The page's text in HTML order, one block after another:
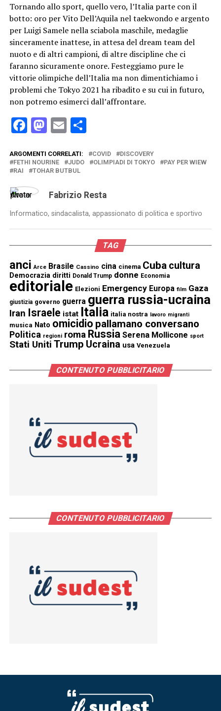
Tornando allo sport, quello vero, l’Italia parte con il
botto: oro per Vito Dell’Aquila nel taekwondo e argento
per Luigi Samele nella sciabola maschile, medaglie
sinceramente inattese, in attesa del dream team del
nuoto e di altri campioni, di altre discipline che ci
faranno sicuramente onore. Festeggiamo pure le
vittorie olimpiche dell’Italia ma non dimentichiamo i
problemi che Tokyo 2021 ha ribadito e su cui in futuro,
non potremo esimerci dall’affrontare.
Facebook
Mastodon
EmailCondividi
ARGOMENTI CORRELATI: COVID
DISCOVERY
FETHI NOURINE
JUDO OLIMPIADI DI TOKYO
PAY PER WIEW
RAI
TOHAR BUTBUL
Fabrizio Resta
Informatico, sindacalista, appassionato di politica e sportivo
TAG
anci Arce Brasile Cassino cina cinema Cuba cultura
Democrazia diritti Donald Trump donne Economia
editoriale Elezioni Emergency Europa film Gaza
giustizia governo guerra guerra russia-ucraina
Iran Israele istat Italia italia nostra lavoro migranti
musica Nato omicidio pallamano conversano
Politica regioni roma Russia Serena Mollicone sport
Stati Uniti Trump Ucraina usa Venezuela
CONTENUTO PUBBLICITARIO
CONTENUTO PUBBLICITARIO